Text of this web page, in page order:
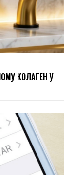
КОЛАГЕН У